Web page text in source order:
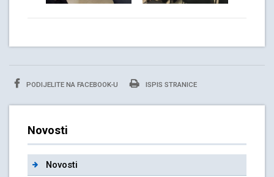
PODIJELITE NA FACEBOOK-U ISPIS STRANICE
Novosti
Novosti